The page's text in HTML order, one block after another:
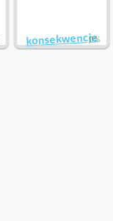
0%
konsekwencje